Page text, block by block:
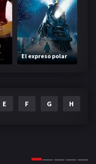
El expreso polar
E F G H